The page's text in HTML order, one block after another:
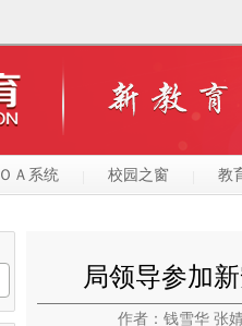
ＯＡ系统 校园之窗 教
局领导参加
作者：钱雪华 张